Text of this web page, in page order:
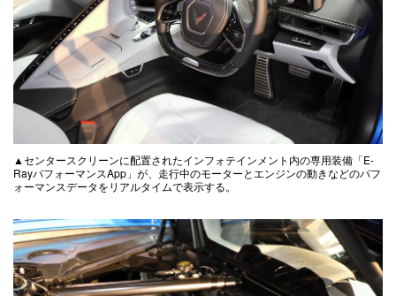
▲センタースクリーンに配置されたインフォテインメント内の専用装備「E-
RayパフォーマンスApp」が、走行中のモーターとエンジンの動きなどのパフ
ォーマンスデータをリアルタイムで表示する。